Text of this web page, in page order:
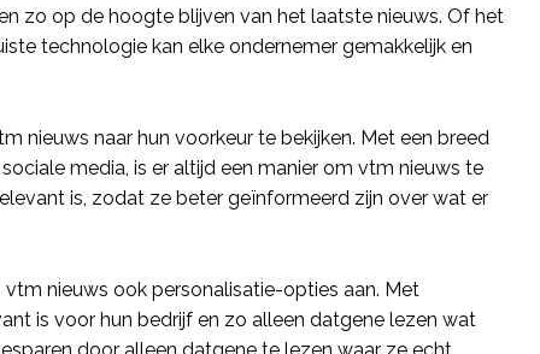
zo op de hoogte blijven van het laatste nieuws. Of het
technologie kan elke ondernemer gemakkelijk en
nieuws naar hun voorkeur te bekijken. Met een breed
media, is er altijd een manier om vtm nieuws te
is, zodat ze beter geïnformeerd zijn over wat er
nieuws ook personalisatie-opties aan. Met
is voor hun bedrijf en zo alleen datgene lezen wat